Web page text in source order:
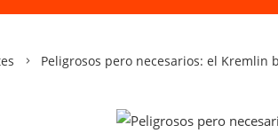
Peligrosos pero necesarios: el Kremlin